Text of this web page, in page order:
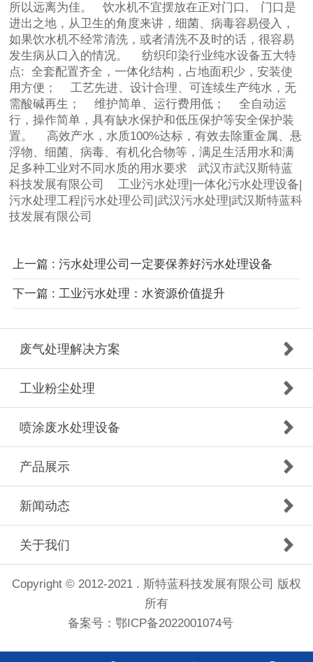
所以远离为佳。 饮水机不宜摆放在正对门口, 门口是
进出之地，从卫生的角度来讲，细菌、病毒容易侵入，
如果饮水机不经常清洗，或者清洗不及时的话，很容易
发生病从口入的情况。 纺织印染行业纯水设备五大特
点: 全套配置齐全，一体化结构，占地面积少，安装使
用方便； 工艺先进、设计合理、可连续生产纯水，无
需酸碱再生； 维护简单、运行费用低； 全自动运
行，操作简单，具有缺水保护和低压保护等安全保护装
置。 高效产水，水质100%达标，有效去除重金属、悬
浮物、细菌、病毒、有机化合物等，满足生活用水和满
足多种工业对不同水质的用水要求 武汉市武汉斯特蓝
科技发展有限公司 工业污水处理|一体化污水处理设备|
污水处理工程|污水处理公司|武汉污水处理|武汉斯特蓝科
技发展有限公司
上一篇 : 污水处理公司一定要保养好污水处理设备
下一篇 : 工业污水处理：水资源价值提升
废气处理解决方案
工业粉尘处理
喷涂废水处理设备
产品展示
新闻动态
关于我们
Copyright © 2012-2021 . 斯特蓝科技发展有限公司 版权
所有
备案号： 鄂ICP备2022001074号